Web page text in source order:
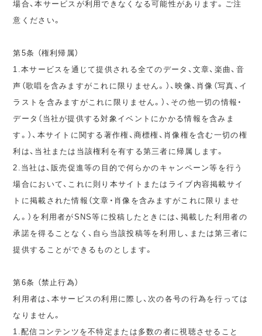
場合、本サービスが利用できなくなる可能性があります。ご注
意ください。
第5条 （権利帰属）
1.本サービスを通じて提供される全てのデータ、文章、楽曲、音
声（歌唱を含みますがこれに限りません。）、映像、肖像（写真、イ
ラストを含みますがこれに限りません。）、その他一切の情報・
データ（当社が提供する対象イベントにかかる情報を含みま
す。）、本サイトに関する著作権、商標権、肖像権を含む一切の権
利は、当社または当該権利を有する第三者に帰属します。
2.当社は、販売促進等の目的で何らかのキャンペーン等を行う
場合において、これに則り本サイトまたはライブ内容掲載サイ
トに掲載された情報（文章・肖像を含みますがこれに限りませ
ん。）を利用者がSNS等に投稿したときには、掲載した利用者の
承諾を得ることなく、自ら当該投稿等を利用し、または第三者に
提供することができるものとします。
第6条 （禁止行為）
利用者は、本サービスの利用に際し、次の各号の行為を行っては
なりません。
1.配信コンテンツを不特定または多数の者に視聴させること